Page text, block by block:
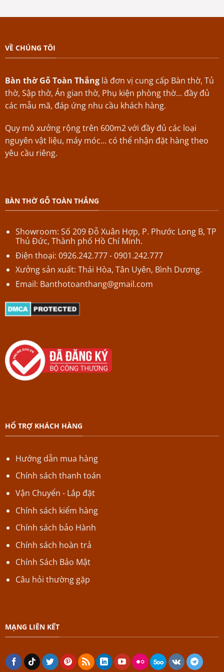
VỀ CHÚNG TÔI
Bàn thờ Gỗ Toàn Thắnglà đơn vị cung cấp Bàn thờ, Tủ
thờ, Sập thờ, Án gian thờ, Phụ kiện phòng thờ... đầy đủ
các mẫu mã, đáp ứng nhu cầu khách hàng.
Quy mô xưởng rộng trên 600m2 với đầy đủ các loại
nguyên vật liệu, máy móc... có thể nhận đặt hàng theo
yêu cầu riêng.
BÀN THỜ GỖ TOÀN THẮNG
Showroom: Số 209 Đỗ Xuân Hợp, P. Phước Long B, TP
Thủ Đức, Thành phố Hồ Chí Minh.
Điện thoại: 0926.242.777 - 0901.242.777
Xưởng sản xuất: Thái Hòa, Tân Uyên, Bình Dương.
Email: Banthotoanthang@gmail.com
HỔ TRỢ KHÁCH HÀNG
Hướng dẫn mua hàng
Chính sách thanh toán
Vận Chuyển - Lắp đặt
Chính sách kiểm hàng
Chính sách bảo Hành
Chính sách hoàn trả
Chính Sách Bảo Mật
Câu hỏi thường gặp
MẠNG LIÊN KẾT